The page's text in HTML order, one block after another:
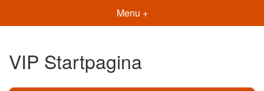
Menu +
VIP Startpagina